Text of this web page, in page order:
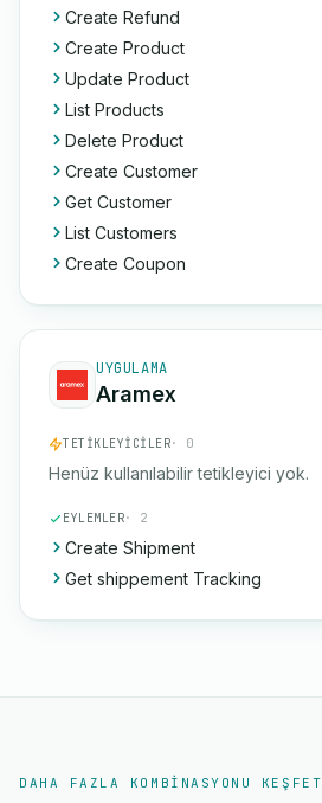
Create Refund
Create Product
Update Product
List Products
Delete Product
Create Customer
Get Customer
List Customers
Create Coupon
UYGULAMA
Aramex
TETIKLEYICILER· 0
Henüz kullanılabilir tetikleyici yok.
EYLEMLER· 2
Create Shipment
Get shippement Tracking
DAHA FAZLA KOMBINASYONU KEŞFET